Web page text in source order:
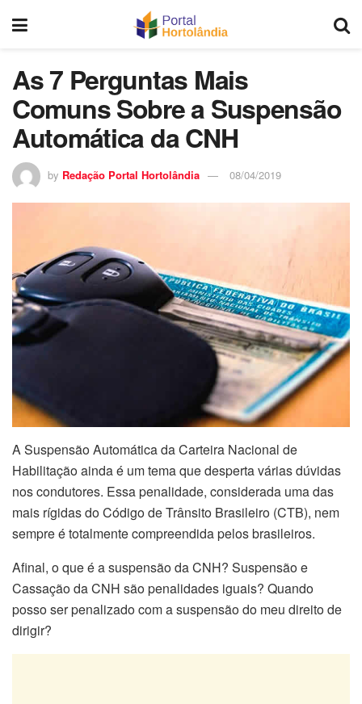
As 7 Perguntas Mais
Comuns Sobre a Suspensão
Automática da CNH
by Redação Portal Hortolândia 08/04/2019
A Suspensão Automática da Carteira Nacional de
Habilitação ainda é um tema que desperta várias dúvidas
nos condutores. Essa penalidade, considerada uma das
mais rígidas do Código de Trânsito Brasileiro (CTB), nem
sempre é totalmente compreendida pelos brasileiros.
Afinal, o que é a suspensão da CNH? Suspensão e
Cassação da CNH são penalidades iguais? Quando
posso ser penalizado com a suspensão do meu direito de
dirigir?